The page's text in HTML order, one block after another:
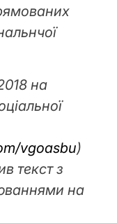
на
vgoasbu)
текст з
на